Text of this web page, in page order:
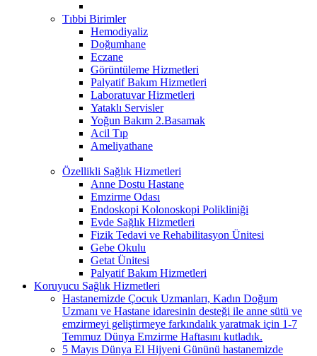
Tıbbi Birimler
Hemodiyaliz
Doğumhane
Eczane
Görüntüleme Hizmetleri
Palyatif Bakım Hizmetleri
Laboratuvar Hizmetleri
Yataklı Servisler
Yoğun Bakım 2.Basamak
Acil Tıp
Ameliyathane
Özellikli Sağlık Hizmetleri
Anne Dostu Hastane
Emzirme Odası
Endoskopi Kolonoskopi Polikliniği
Evde Sağlık Hizmetleri
Fizik Tedavi ve Rehabilitasyon Ünitesi
Gebe Okulu
Getat Ünitesi
Palyatif Bakım Hizmetleri
Koruyucu Sağlık Hizmetleri
Hastanemizde Çocuk Uzmanları, Kadın Doğum
Uzmanı ve Hastane idaresinin desteği ile anne sütü ve
emzirmeyi geliştirmeye farkındalık yaratmak için 1-7
Temmuz Dünya Emzirme Haftasını kutladık.
5 Mayıs Dünya El Hijyeni Gününü hastanemizde